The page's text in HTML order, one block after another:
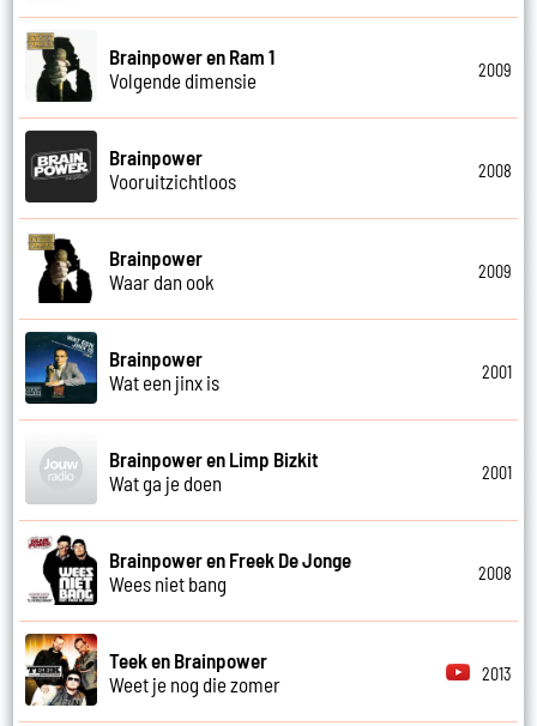
Brainpower en Ram 1
Volgende dimensie
2009
Brainpower
Vooruitzichtloos
2008
Brainpower
Waar dan ook
2009
Brainpower
Wat een jinx is
2001
Brainpower en Limp Bizkit
Wat ga je doen
2001
Brainpower en Freek De Jonge
Wees niet bang
2008
Teek en Brainpower
Weet je nog die zomer
2013